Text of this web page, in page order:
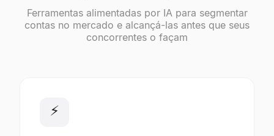
Ferramentas alimentadas por IA para segmentar
contas no mercado e alcançá-las antes que seus
concorrentes o façam
⚡